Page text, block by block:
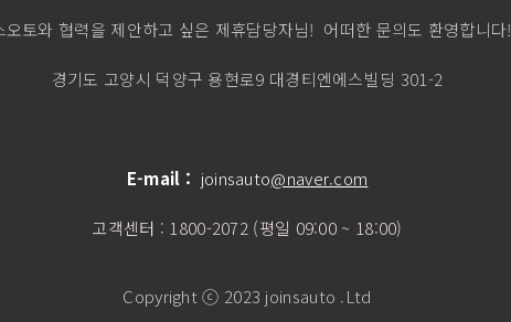
오토와 협력을 제안하고 싶은 제휴담당자님! 어떠한 문의도 환영합니다!
경기도 고양시 덕양구 용현로9 대경티엔에스빌딩 301-2
E-mail : joinsauto@naver.com
고객센터 : 1800-2072 (평일 09:00 ~ 18:00)
Copyright ⓒ 2023 joinsauto .Ltd